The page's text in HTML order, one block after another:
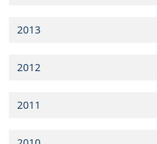
2013
2012
2011